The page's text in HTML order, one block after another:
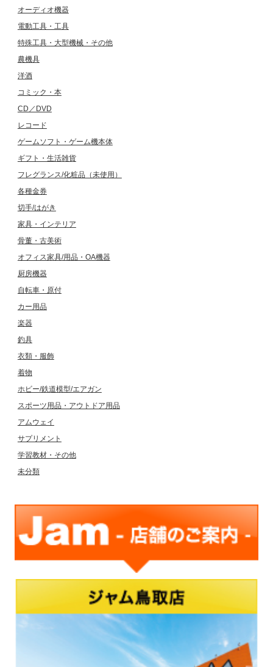
オーディオ機器
電動工具・工具
特殊工具・大型機械・その他
農機具
洋酒
コミック・本
CD／DVD
レコード
ゲームソフト・ゲーム機本体
ギフト・生活雑貨
フレグランス/化粧品（未使用）
各種金券
切手/はがき
家具・インテリア
骨董・古美術
オフィス家具/用品・OA機器
厨房機器
自転車・原付
カー用品
楽器
釣具
衣類・服飾
着物
ホビー/鉄道模型/エアガン
スポーツ用品・アウトドア用品
アムウェイ
サプリメント
学習教材・その他
未分類